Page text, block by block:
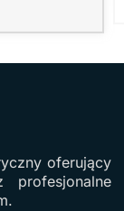
oferujący
profesjonalne